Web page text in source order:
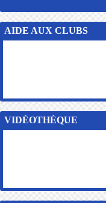
AIDE AUX CLUBS
VIDÉOTHÈQUE